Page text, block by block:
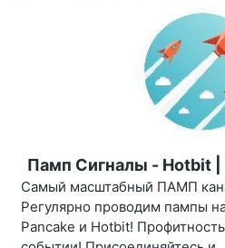
Памп Сигналы - Hotbit |
Самый масштабный ПАМП
Регулярно проводим пампы
Pancake и Hotbit!